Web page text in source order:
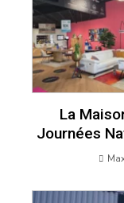
La
Journées